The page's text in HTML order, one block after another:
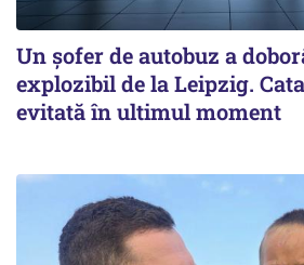
Un șofer de autobuz a
explozibil de la Leipzig.
evitată în ultimul moment